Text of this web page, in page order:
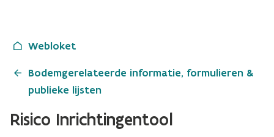
Webloket
Bodemgerelateerde informatie, formulieren &
publieke lijsten
Risico Inrichtingentool